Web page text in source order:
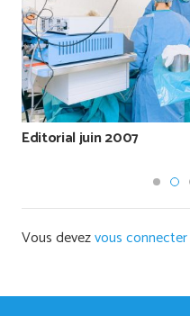
Editorial juin 2007
Vous devezvous connecter